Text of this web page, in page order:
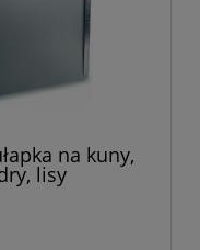
na kuny,
lisy